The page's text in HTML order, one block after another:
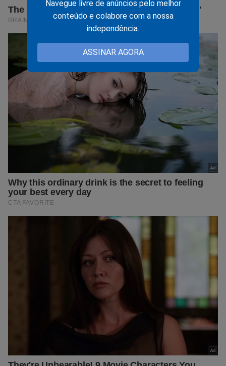
Navegue livre de anúncios pelo melhor
conteúdo e colabore com a nossa
independência.
ASSINAR AGORA